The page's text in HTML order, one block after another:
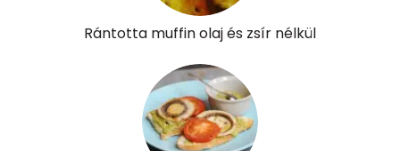
Rántotta muffin olaj és zsír nélkül